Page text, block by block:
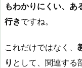
もわかりにくい、
行きですね。
これだけではなく、
り として、関連する